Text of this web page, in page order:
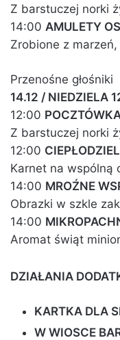
Z barstuczej norki
14:00 AMULETY
Zrobione z
Przenośne głośniki
14.12 / NIEDZIELA
12:00
Z barstuczej norki
12:00
Karnet na wspólną
14:00 MROŹNE
Obrazki w szkle
14:00
Aromat świąt
DZIAŁANIA
KARTKA DLA
W WIOSCE